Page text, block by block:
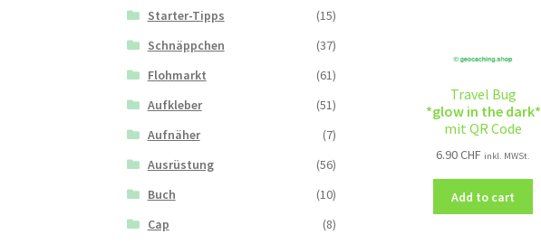
Travel Bug
*glow in the dark*
mit QR Code
6.90CHF inkl. MWSt.
Add to cart
Starter-Tipps
(15)
Schnäppchen
(37)
Flohmarkt
(61)
Aufkleber
(51)
Aufnäher
(7)
Ausrüstung
(56)
Buch
(10)
Cap
(8)